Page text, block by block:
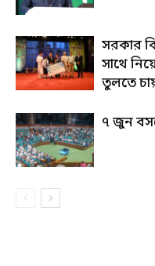
সরকার
সাথে
তুলতে
৭ জুন